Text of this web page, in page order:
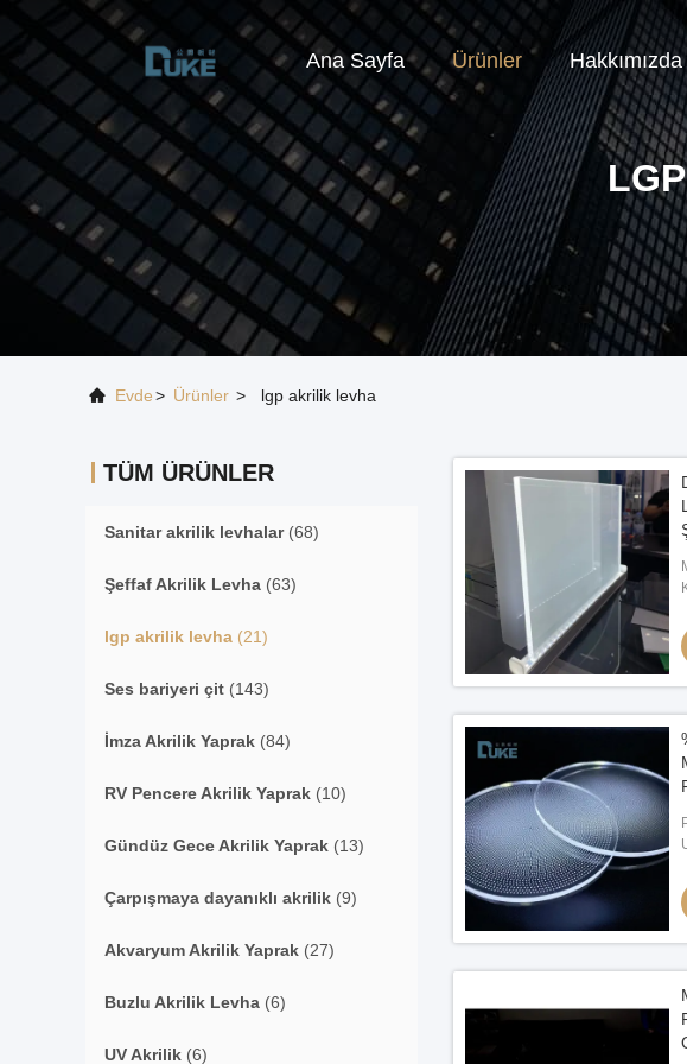
Ana Sayfa Ürünler Hakkımızda
Evde> Ürünler > lgp akrilik levha
TÜM ÜRÜNLER
Sanitar akrilik levhalar(68)
Şeffaf Akrilik Levha (63)
lgp akrilik levha (21)
Ses bariyeri çit (143)
İmza Akrilik Yaprak (84)
RV Pencere Akrilik Yaprak (10)
Gündüz Gece Akrilik Yaprak (13)
Çarpışmaya dayanıklı akrilik (9)
Akvaryum Akrilik Yaprak (27)
Buzlu Akrilik Levha (6)
UV Akrilik (6)